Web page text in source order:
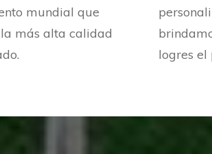
mundial que
más alta calidad
logres el